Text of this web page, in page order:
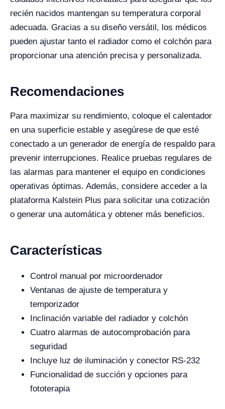
recién nacidos mantengan su temperatura corporal
adecuada. Gracias a su diseño versátil, los médicos
pueden ajustar tanto el radiador como el colchón para
proporcionar una atención precisa y personalizada.
Recomendaciones
Para maximizar su rendimiento, coloque el calentador
en una superficie estable y asegúrese de que esté
conectado a un generador de energía de respaldo para
prevenir interrupciones. Realice pruebas regulares de
las alarmas para mantener el equipo en condiciones
operativas óptimas. Además, considere acceder a la
plataforma Kalstein Plus para solicitar una cotización
o generar una automática y obtener más beneficios.
Características
Control manual por microordenador
Ventanas de ajuste de temperatura y
temporizador
Inclinación variable del radiador y colchón
Cuatro alarmas de autocomprobación para
seguridad
Incluye luz de iluminación y conector RS-232
Funcionalidad de succión y opciones para
fototerapia